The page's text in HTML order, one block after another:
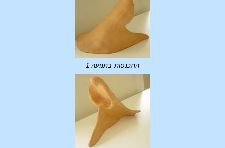
התכנסות בתנועה 1